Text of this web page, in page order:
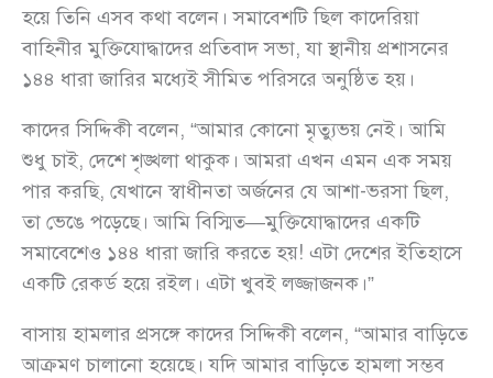
হয়ে তিনি এসব কথা বলেন। সমাবেশটি ছিল কাদেরিয়া
বাহিনীর মুক্তিযোদ্ধাদের প্রতিবাদ সভা, যা স্থানীয় প্রশাসনের
১৪৪ ধারা জারির মধ্যেই সীমিত পরিসরে অনুষ্ঠিত হয়।
কাদের সিদ্দিকী বলেন, “আমার কোনো মৃত্যুভয় নেই। আমি
শুধু চাই, দেশে শৃঙ্খলা থাকুক। আমরা এখন এমন এক সময়
পার করছি, যেখানে স্বাধীনতা অর্জনের যে আশা-ভরসা ছিল,
তা ভেঙে পড়েছে। আমি বিস্মিত—মুক্তিযোদ্ধাদের একটি
সমাবেশেও ১৪৪ ধারা জারি করতে হয়! এটা দেশের ইতিহাসে
একটি রেকর্ড হয়ে রইল। এটা খুবই লজ্জাজনক।”
বাসায় হামলার প্রসঙ্গে কাদের সিদ্দিকী বলেন, “আমার বাড়িতে
আক্রমণ চালানো হয়েছে। যদি আমার বাড়িতে হামলা সম্ভব